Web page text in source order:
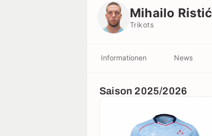
Mihailo Ristić
Trikots
Informationen News
Saison 2025/2026